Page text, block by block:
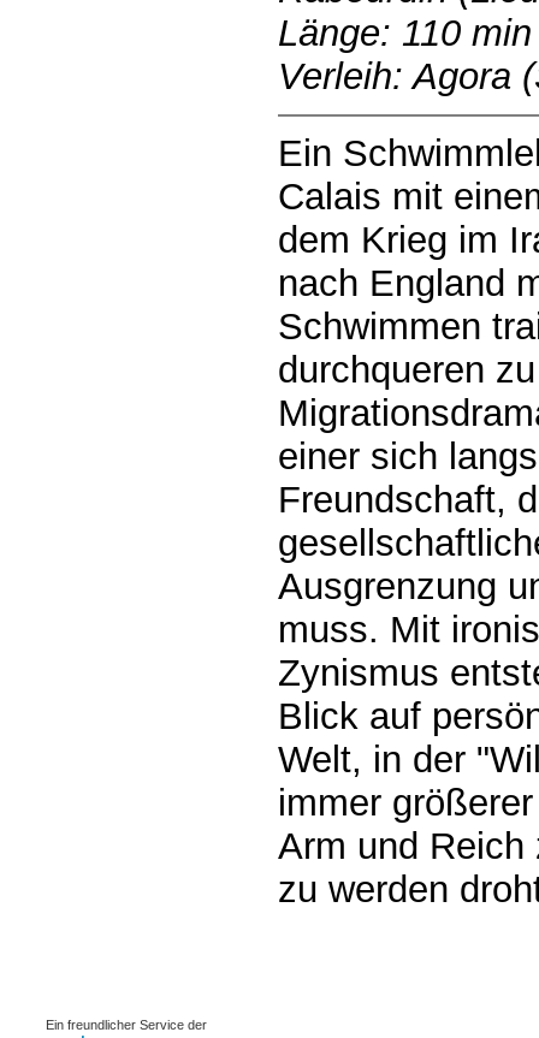
Länge: 110 min
Verleih: Agora
Ein
Calais mit
dem Krieg im
nach England
Schwimmen
durchqueren
einer sich
Freundschaft,
Ausgrenzung
muss. Mit
Zynismus
Blick auf
Welt, in der
immer
Arm und
zu werden
Ein freundlicher Service der